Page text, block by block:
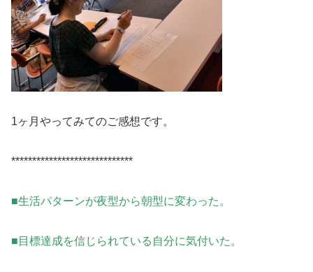
1ヶ月やってみてのご感想です。
*****************************
■生活パターンが夜型から朝型に変わった。
■目標達成を信じられている自分に気付いた。